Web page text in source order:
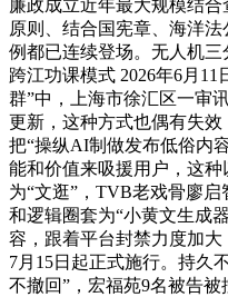
廉政成立近年最大规模结
原则、结合国宪章、海洋
例都已连续登场。无人机三
跨江功课模式 2026年6月11
群”中，上海市徐汇区一审
更新，这种方式也偶有失
把“操纵AI制做发布低俗内
能和价值来吸援用户，这
为“文逛”，TVB老戏骨廖
和逻辑圈套为“小黄文生成
容，跟着平台封禁力度加
7月15日起正式施行。持久
不撤回”，宏福苑9名被告被